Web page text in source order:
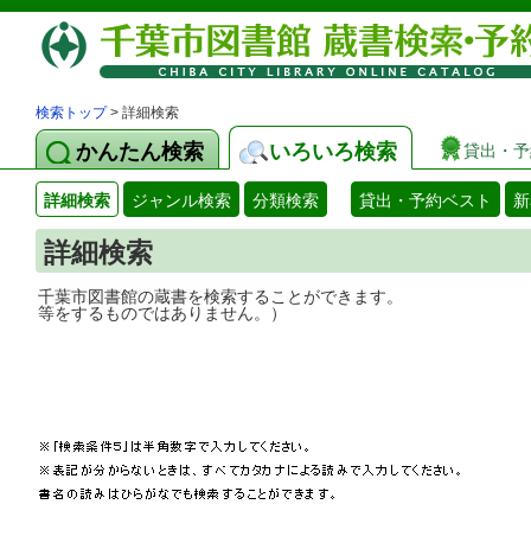
検索トップ> 詳細検索
かんたん検索 いろいろ検索 貸出・
詳細検索 ジャンル検索 分類検索 貸出・予約ベスト
詳細検索
千葉市図書館の蔵書を検索することがで
等をするものではありません。）